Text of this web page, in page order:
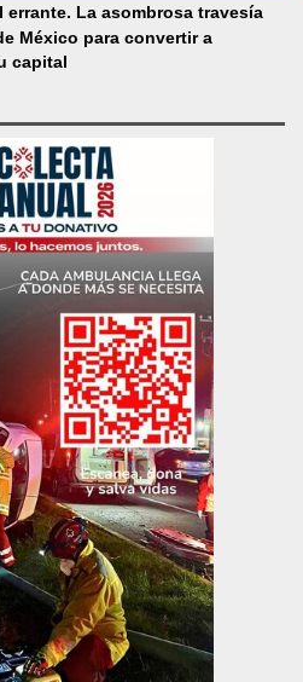
errante. La asombrosa travesía
México para convertir a
capital